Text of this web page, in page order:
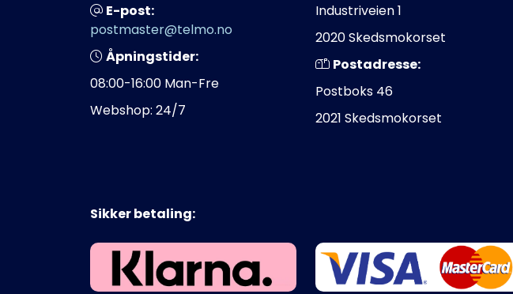
E-post:
postmaster@telmo.no
Åpningstider:
08:00-16:00 Man-Fre
Webshop: 24/7
Industriveien 1
2020 Skedsmokorset
Postadresse:
Postboks 46
2021 Skedsmokorset
Sikker betaling: